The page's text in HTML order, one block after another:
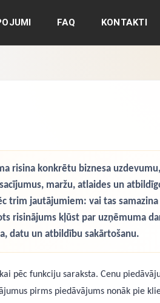
FAQ KONTAKTI
risina konkrētu biznesa
maržu, atlaides un
trim jautājumiem: vai tas samazina
risinājums kļūst par uzņēmuma
datu un atbildību sakārtošanu.
pēc funkciju saraksta. Cenu
pirms piedāvājums nonāk pie